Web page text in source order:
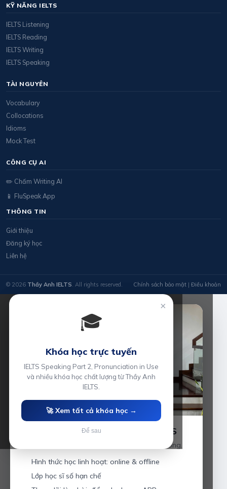
KỸ NĂNG IELTS
IELTS Listening
IELTS Reading
IELTS Writing
IELTS Speaking
TÀI NGUYÊN
Vocabulary
Collocations
Idioms
Mock Test
CÔNG CỤ AI
✏️ Chấm Writing AI
📱 FluSpeak App
THÔNG TIN
Giới thiệu
Đăng ký học
Liên hệ
© 2026 Thầy Anh IELTS. All rights reserved. Chính sách bảo mật | Điều khoản
Luyện thi IELTS cùng Thầy Anh IELTS
Giáo viên hơn 10 năm kinh nghiệm tại Hải Phòng.
Hình thức học linh hoạt: online & offline
Lớp học sĩ số hạn chế
×
🎓
Khóa học trực tuyến
IELTS Speaking Part 2, Pronunciation in Use
và nhiều khóa học chất lượng từ Thầy Anh
IELTS.
🚀 Xem tất cả khóa học →
Để sau